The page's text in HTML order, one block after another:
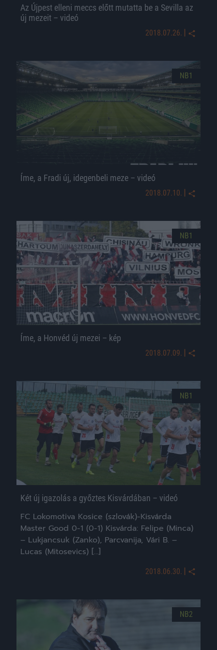
Az Újpest elleni meccs előtt mutatta be a Sevilla az
új mezeit – videó
2018.07.26. |
NB1
Íme, a Fradi új, idegenbeli meze – videó
2018.07.10. |
NB1
Íme, a Honvéd új mezei – kép
2018.07.09. |
NB1
Két új igazolás a győztes Kisvárdában – videó
FC Lokomotiva Kosice (szlovák)-Kisvárda
Master Good 0-1 (0-1) Kisvárda: Felipe (Minca)
– Lukjancsuk (Zanko), Parcvanija, Vári B. –
Lucas (Mitosevics) […]
2018.06.30. |
NB2